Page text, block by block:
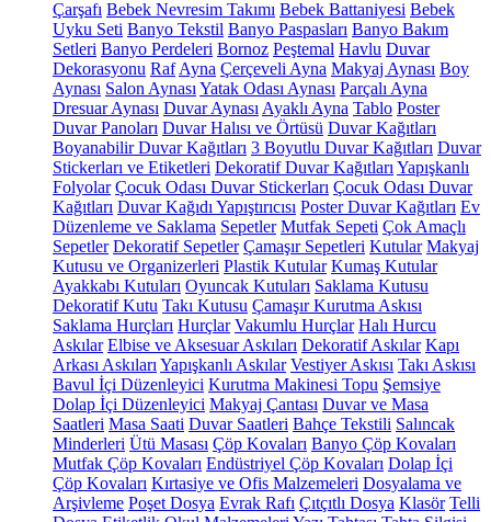
Çarşafı Bebek Nevresim Takımı Bebek Battaniyesi Bebek
Uyku Seti Banyo Tekstil Banyo Paspasları Banyo Bakım
Setleri Banyo Perdeleri Bornoz Peştemal Havlu Duvar
Dekorasyonu Raf Ayna Çerçeveli Ayna Makyaj Aynası Boy
Aynası Salon Aynası Yatak Odası Aynası Parçalı Ayna
Dresuar Aynası Duvar Aynası Ayaklı Ayna Tablo Poster
Duvar Panoları Duvar Halısı ve Örtüsü Duvar Kağıtları
Boyanabilir Duvar Kağıtları 3 Boyutlu Duvar Kağıtları Duvar
Stickerları ve Etiketleri Dekoratif Duvar Kağıtları Yapışkanlı
Folyolar Çocuk Odası Duvar Stickerları Çocuk Odası Duvar
Kağıtları Duvar Kağıdı Yapıştırıcısı Poster Duvar Kağıtları Ev
Düzenleme ve Saklama Sepetler Mutfak Sepeti Çok Amaçlı
Sepetler Dekoratif Sepetler Çamaşır Sepetleri Kutular Makyaj
Kutusu ve Organizerleri Plastik Kutular Kumaş Kutular
Ayakkabı Kutuları Oyuncak Kutuları Saklama Kutusu
Dekoratif Kutu Takı Kutusu Çamaşır Kurutma Askısı
Saklama Hurçları Hurçlar Vakumlu Hurçlar Halı Hurcu
Askılar Elbise ve Aksesuar Askıları Dekoratif Askılar Kapı
Arkası Askıları Yapışkanlı Askılar Vestiyer Askısı Takı Askısı
Bavul İçi Düzenleyici Kurutma Makinesi Topu Şemsiye
Dolap İçi Düzenleyici Makyaj Çantası Duvar ve Masa
Saatleri Masa Saati Duvar Saatleri Bahçe Tekstili Salıncak
Minderleri Ütü Masası Çöp Kovaları Banyo Çöp Kovaları
Mutfak Çöp Kovaları Endüstriyel Çöp Kovaları Dolap İçi
Çöp Kovaları Kırtasiye ve Ofis Malzemeleri Dosyalama ve
Arşivleme Poşet Dosya Evrak Rafı Çıtçıtlı Dosya Klasör Telli